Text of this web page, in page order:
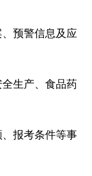
预警信息及应
生产、食品药
报考条件等事